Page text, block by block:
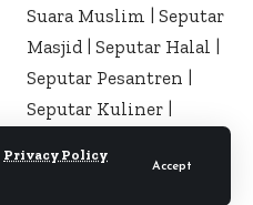
Privacy Policy
Accept
Suara Muslim
Seputar
Masjid Seputar Halal
Seputar Pesantren
Seputar Kuliner